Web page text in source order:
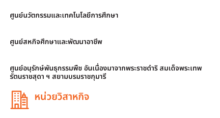
ศูนย์นวัตกรรมและเทคโนโลยีการศึกษา
ศูนย์สหกิจศึกษาและพัฒนาอาชีพ
ศูนย์อนุรักษ์พันธุกรรมพืช อันเนื่องมาจากพระราชดำริ สมเด็จพระเทพ
รัตนราชสุดา ฯ สยามบรมราชกุมารี
หน่วยวิสาหกิจ